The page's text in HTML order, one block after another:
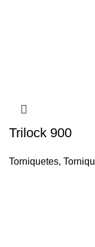
Trilock 900
Torniquetes,